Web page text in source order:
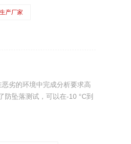
生产厂家
劣的环境中完成分析要求高
防坠落测试，可以在-10 °C到